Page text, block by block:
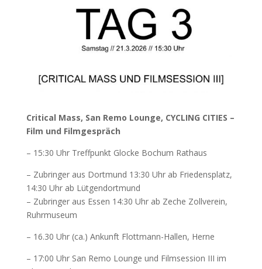
Critical Mass, San Remo Lounge, CYCLING CITIES –
Film und Filmgespräch
– 15:30 Uhr Treffpunkt Glocke Bochum Rathaus
– Zubringer aus Dortmund 13:30 Uhr ab Friedensplatz,
14:30 Uhr ab Lütgendortmund
– Zubringer aus Essen 14:30 Uhr ab Zeche Zollverein,
Ruhrmuseum
– 16.30 Uhr (ca.) Ankunft Flottmann-Hallen, Herne
– 17:00 Uhr San Remo Lounge und Filmsession III im